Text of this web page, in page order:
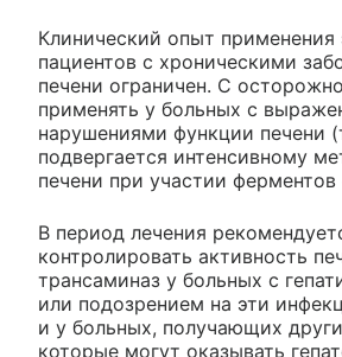
Клинический опыт применения
пациентов с хроническими
печени ограничен. С
применять у больных с
нарушениями функции печени
подвергается интенсивному
печени при участии
В период лечения
контролировать активность
трансаминаз у больных с
или подозрением на эти
и у больных, получающих
которые могут оказывать